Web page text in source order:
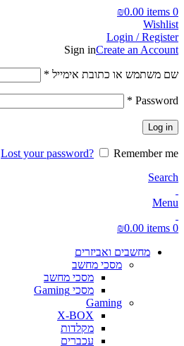
0
items
₪0.00
Wishlist
Login / Register
Sign inCreate an Account
שם משתמש או כתובת אימייל *
Password
*
Log in
Lost your password?
Remember me
Search
Menu
0
items
₪0.00
מחשבים ואביזרים
מסכי מחשב
מסכי מחשב
מסכי Gaming
Gaming
X-BOX
מקלדות
עכברים